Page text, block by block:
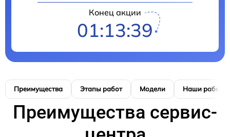
Конец акции
01:13:38
Преимущества Этапы работ Модели Наши работы
Преимущества сервис-